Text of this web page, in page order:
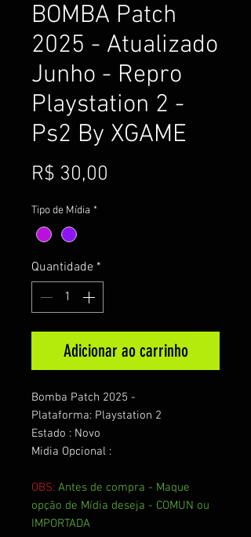
BOMBA Patch
2025 - Atualizado
Junho - Repro
Playstation 2 -
Ps2 By XGAME
R$ 30,00
Tipo de Mídia *
Quantidade *
Adicionar ao carrinho
Bomba Patch 2025 -
Plataforma: Playstation 2
Estado : Novo
Midia Opcional :
OBS: Antes de compra - Maque
opção de Mídia deseja - COMUN ou
IMPORTADA